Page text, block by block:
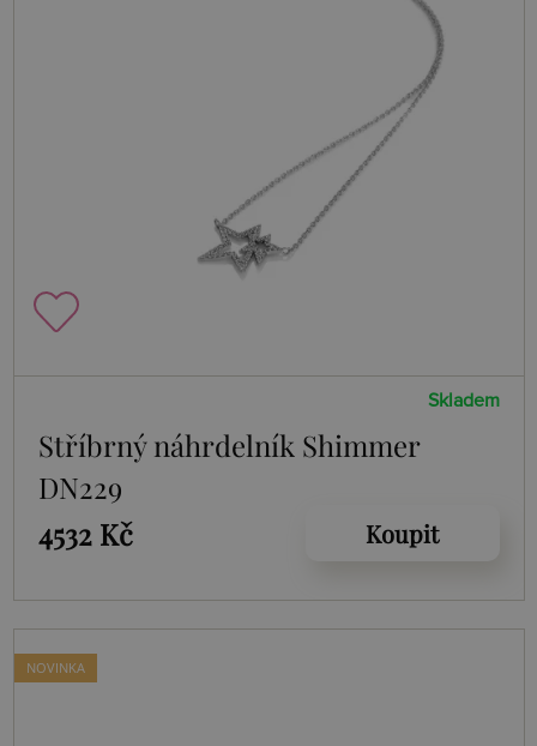
Skladem
Stříbrný náhrdelník Shimmer
DN229
4532 Kč
Koupit
NOVINKA